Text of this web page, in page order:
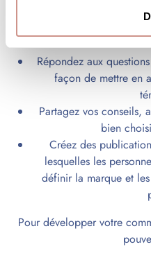
Être ambassadrice beauté,
votre
Répondez aux
façon de mettre en
Partagez vos conseils,
bien
Créez des
lesquelles les
définir la marque et
Pour développer votre